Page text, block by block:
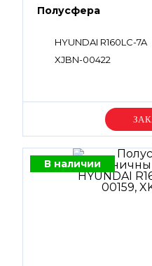
Полусфера
HYUNDAI R160LC-7A
XJBN-00422
В наличии